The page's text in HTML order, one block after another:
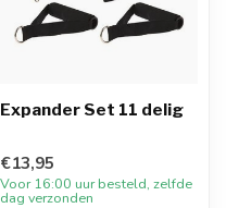
Expander Set 11 delig
€13,95
Voor 16:00 uur besteld, zelfde
dag verzonden